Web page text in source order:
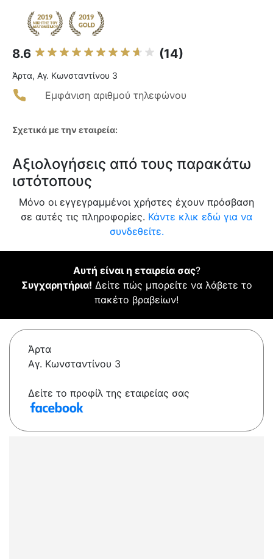
8.6 (14)
Άρτα, Αγ. Κωνσταντίνου 3
Εμφάνιση αριθμού τηλεφώνου
Σχετικά με την εταιρεία:
Αξιολογήσεις από τους παρακάτω
ιστότοπους
Μόνο οι εγγεγραμμένοι χρήστες έχουν πρόσβαση
σε αυτές τις πληροφορίες. Κάντε κλικ εδώ για να
συνδεθείτε.
Αυτή είναι η εταιρεία σας?
Συγχαρητήρια! Δείτε πώς μπορείτε να λάβετε το
πακέτο βραβείων!
Άρτα
Αγ. Κωνσταντίνου 3
Δείτε το προφίλ της εταιρείας σας